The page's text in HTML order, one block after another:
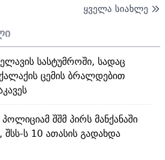
ყველა სიახლე
სასტუმროში, სადაც
ცემის ბრალდებით
შშმ პირს მანქანაში
შსს-ს 10 ათასის გადახდა